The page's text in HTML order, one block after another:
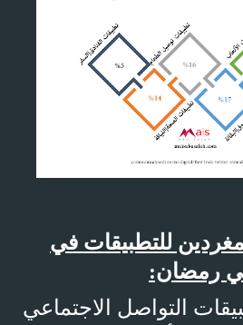
للتطبيقات في
رمضان: